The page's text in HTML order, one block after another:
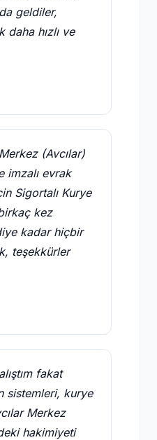
geldiler,
hızlı ve
(Avcılar)
imzalı evrak
Sigortalı Kurye
kez
kadar hiçbir
teşekkürler
fakat
sistemleri, kurye
Merkez
hakimiyeti